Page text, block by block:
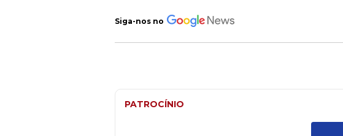
Siga-nos no
PATROCÍNIO